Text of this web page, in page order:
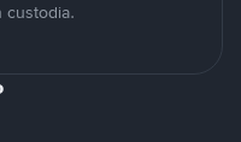
custodia.